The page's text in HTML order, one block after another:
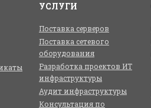
УСЛУГИ
Поставка серверов
Поставка сетевого
оборудования
Разработка проектов ИТ
инфраструктуры
Аудит инфраструктуры
Консультация по